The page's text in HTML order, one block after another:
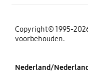
Copyright© 1995-
voorbehouden.
Nederland/